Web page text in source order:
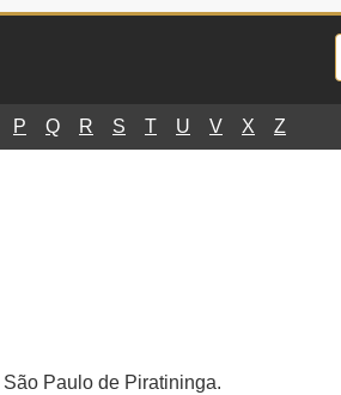
P Q R S T U V X Z
Paulo de Piratininga.